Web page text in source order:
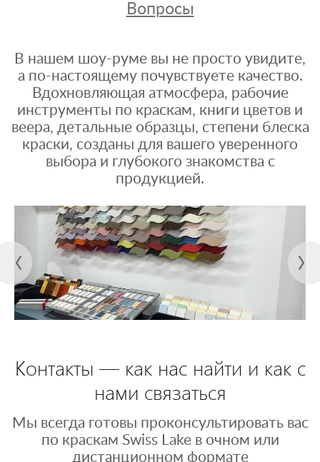
Вопросы
В нашем шоу-руме вы не просто увидите,
а по-настоящему почувствуете качество.
Вдохновляющая атмосфера, рабочие
инструменты по краскам, книги цветов и
веера, детальные образцы, степени блеска
краски, созданы для вашего уверенного
выбора и глубокого знакомства с
продукцией.
Контакты — как нас найти и как с
нами связаться
Мы всегда готовы проконсультировать вас
по краскам Swiss Lake в очном или
дистанционном формате